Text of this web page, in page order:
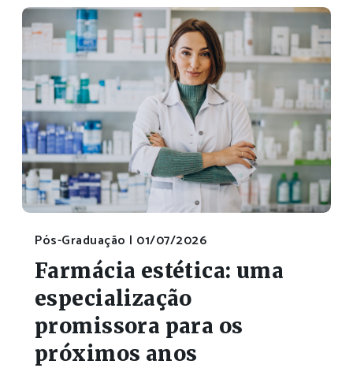
Pós-Graduação | 01/07/2026
Farmácia estética: uma
especialização
promissora para os
próximos anos